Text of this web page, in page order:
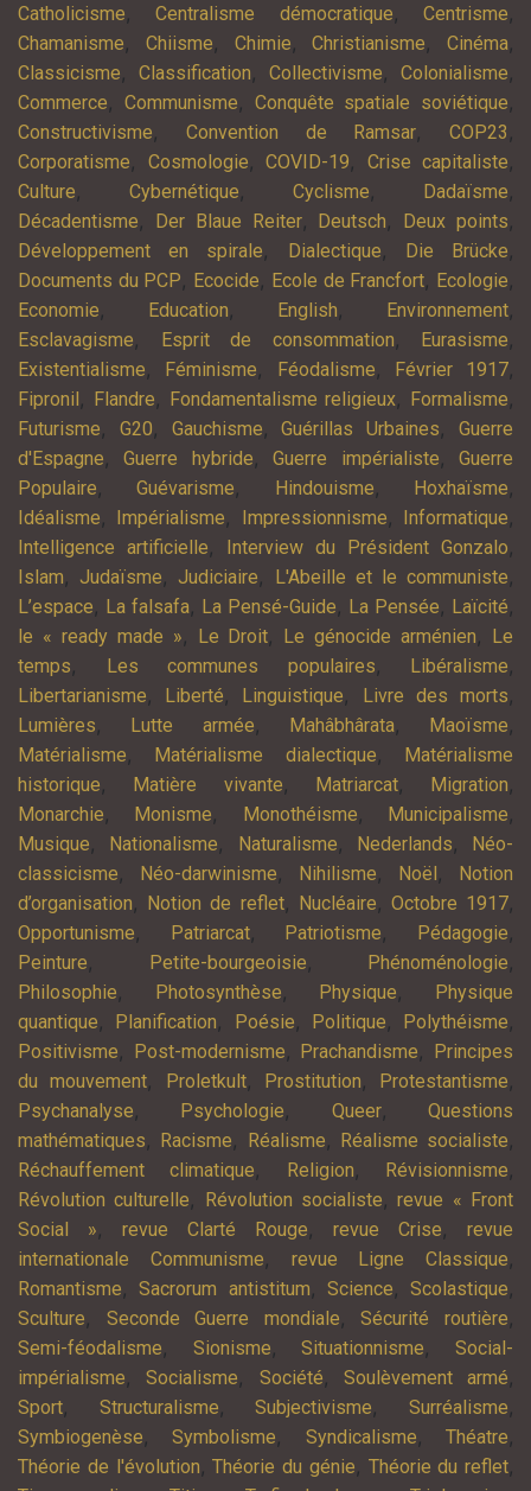
Catholicisme,Centralisme démocratique,Centrisme,
Chamanisme, Chiisme, Chimie,Christianisme, Cinéma,
Classicisme, Classification, Collectivisme, Colonialisme,
Commerce, Communisme, Conquête spatiale soviétique,
Constructivisme, Convention de Ramsar, COP23 ,
Corporatisme, Cosmologie, COVID-19, Crise capitaliste,
Culture, Cybernétique, Cyclisme, Dadaïsme,
Décadentisme, Der Blaue Reiter, Deutsch, Deux points,
Développement en spirale, Dialectique, Die Brücke,
Documents du PCP, Ecocide, Ecole de Francfort, Ecologie,
Economie, Education, English, Environnement,
Esclavagisme, Esprit de consommation, Eurasisme,
Existentialisme, Féminisme, Féodalisme, Février 1917,
Fipronil , Flandre, Fondamentalisme religieux, Formalisme,
Futurisme, G20, Gauchisme,Guérillas Urbaines,Guerre
d'Espagne,Guerre hybride,Guerre impérialiste,Guerre
Populaire,Guévarisme, Hindouisme, Hoxhaïsme,
Idéalisme, Impérialisme, Impressionnisme, Informatique,
Intelligence artificielle, Interview du Président Gonzalo,
Islam, Judaïsme, Judiciaire, L'Abeille et le communiste,
L’espace, La falsafa, La Pensé-Guide, La Pensée, Laïcité,
le « ready made », Le Droit, Le génocide arménien,
Le
temps, Les communes populaires, Libéralisme,
Libertarianisme, Liberté, Linguistique, Livre des morts,
Lumières, Lutte armée, Mahâbhârata, Maoïsme,
Matérialisme, Matérialisme dialectique,
Matérialisme
historique, Matière vivante, Matriarcat, Migration,
Monarchie, Monisme, Monothéisme, Municipalisme,
Musique, Nationalisme, Naturalisme, Nederlands,
Néo-
classicisme, Néo-darwinisme, Nihilisme, Noël ,
Notion
d’organisation, Notion de reflet, Nucléaire, Octobre 1917,
Opportunisme, Patriarcat, Patriotisme, Pédagogie,
Peinture, Petite-bourgeoisie, Phénoménologie,
Philosophie, Photosynthèse, Physique,
Physique
quantique, Planification, Poésie, Politique, Polythéisme,
Positivisme, Post-modernisme, Prachandisme,
Principes
du mouvement, Proletkult, Prostitution, Protestantisme,
Psychanalyse, Psychologie, Queer,Questions
mathématiques, Racisme, Réalisme, Réalisme socialiste,
Réchauffement climatique, Religion, Révisionnisme,
Révolution culturelle, Révolution socialiste,revue « Front
Social », revue Clarté Rouge, revue Crise, revue
internationale Communisme, revue Ligne Classique,
Romantisme,Sacrorum antistitum, Science, Scolastique,
Sculture, Seconde Guerre mondiale,Sécurité routière,
Semi-féodalisme, Sionisme,Situationnisme,Social-
impérialisme,Socialisme, Société, Soulèvement armé,
Sport, Structuralisme,Subjectivisme,Surréalisme,
Symbiogenèse,Symbolisme, Syndicalisme,Théatre,
Théorie de l'évolution,Théorie du génie, Théorie du reflet,